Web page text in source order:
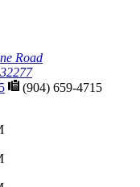
Road
(904) 659-4715